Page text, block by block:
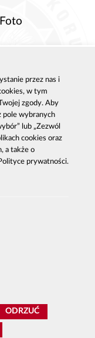
Foto
Warszawie
zewnętrzne
808 808, email:
437 2222, email:
przez nas i
w tym
zgody. Aby
pole wybranych
lub „Zezwól
cookies oraz
a także o
prywatności.